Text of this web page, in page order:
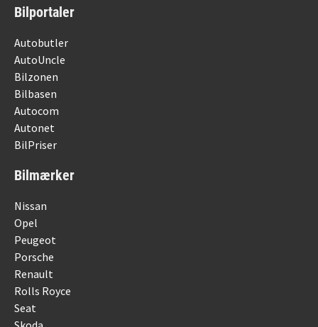
Bilportaler
Autobutler
AutoUncle
Bilzonen
Bilbasen
Autocom
Autonet
BilPriser
Bilmærker
Nissan
Opel
Peugeot
Porsche
Renault
Rolls Royce
Seat